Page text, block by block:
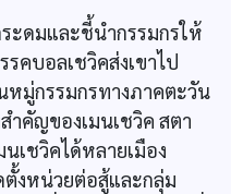
ะดมและชี้นำกรรมกรให้
คบอลเชวิคส่งเขาไป
หมู่กรรมกรทางภาคตะวัน
ำคัญของเมนเชวิค สตา
นเชวิคได้หลายเมือง
ตั้งหน่วยต่อสู้และกลุ่ม